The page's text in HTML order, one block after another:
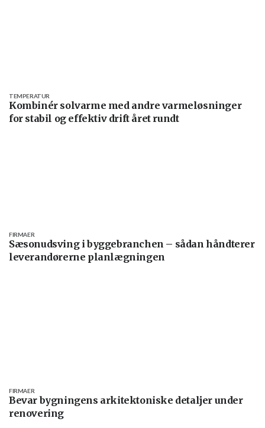
Kombinér solvarme med andre varmeløsninger
for stabil og effektiv drift året rundt
TEMPERATUR
Sæsonudsving i byggebranchen – sådan håndterer
leverandørerne planlægningen
FIRMAER
Bevar bygningens arkitektoniske detaljer under
renovering
FIRMAER